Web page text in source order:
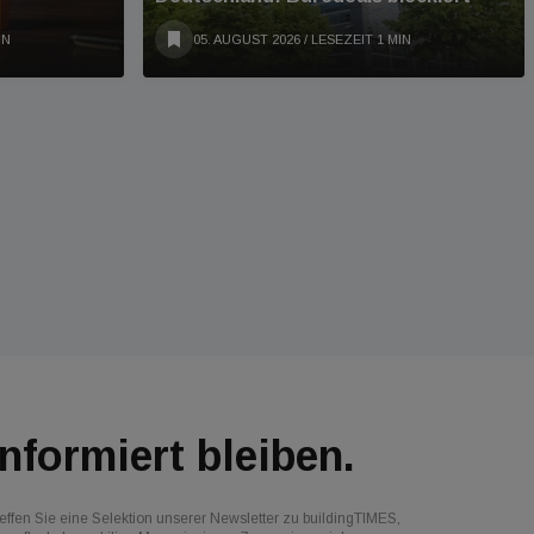
05. AUGUST 2026 / LESEZEIT 1 MIN
bleiben.
Sie eine Selektion unserer Newsletter zu buildingTIMES,